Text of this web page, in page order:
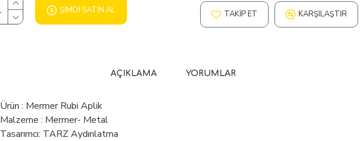
ŞIMDI SATIN AL TAKIP ET KARŞILAŞTIR
AÇIKLAMA YORUMLAR
Ürün : Mermer Rubi Aplik
Malzeme : Mermer- Metal
Tasarımcı: TARZ Aydınlatma